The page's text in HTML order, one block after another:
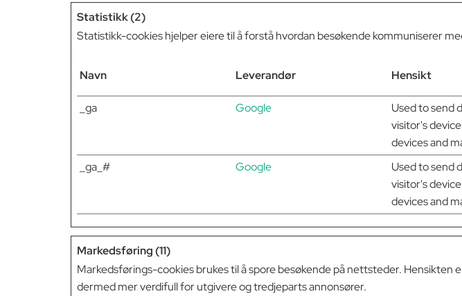
Statistikk (2)
Statistikk-cookies hjelper eiere til å forstå hvordan besøkende kommuniserer
Navn Leverandør Hensikt
_ga Google
Used to send
visitor's
devices and
_ga_#
Google
Used to send
visitor's
devices and
Markedsføring (11)
Markedsførings-cookies brukes til å spore besøkende på nettsteder.
dermed mer verdifull for utgivere og tredjeparts annonsører.